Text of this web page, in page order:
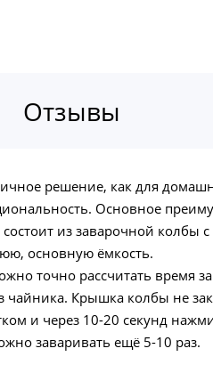
Отзывы
решение, как для
Основное
из заварочной колбы
основную ёмкость.
точно рассчитать время
Крышка колбы не
и через 10-20 секунд
заваривать ещё 5-10 раз.